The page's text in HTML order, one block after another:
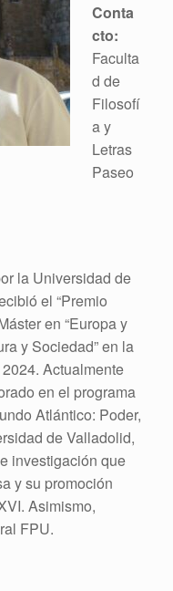
Conta
cto:
Faculta
d de
Filosofí
a y
Letras
Paseo
la Universidad de
el “Premio
en “Europa y
y Sociedad” en la
Actualmente
en el programa
Atlántico: Poder,
de Valladolid,
investigación que
y su promoción
Asimismo,
FPU.